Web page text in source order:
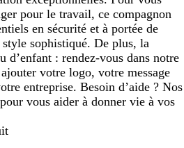
pour le travail, ce compagnon
en sécurité et à portée de
sophistiqué. De plus, la
d’enfant : rendez-vous dans notre
votre logo, votre message
entreprise. Besoin d’aide ? Nos
vous aider à donner vie à vos